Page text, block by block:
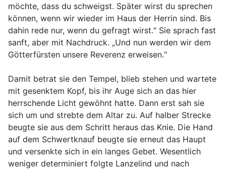
möchte, dass du schweigst. Später wirst du sprechen
können, wenn wir wieder im Haus der Herrin sind. Bis
dahin rede nur, wenn du gefragt wirst.“ Sie sprach fast
sanft, aber mit Nachdruck. „Und nun werden wir dem
Götterfürsten unsere Reverenz erweisen.“
Damit betrat sie den Tempel, blieb stehen und wartete
mit gesenktem Kopf, bis ihr Auge sich an das hier
herrschende Licht gewöhnt hatte. Dann erst sah sie
sich um und strebte dem Altar zu. Auf halber Strecke
beugte sie aus dem Schritt heraus das Knie. Die Hand
auf dem Schwertknauf beugte sie erneut das Haupt
und versenkte sich in ein langes Gebet. Wesentlich
weniger determiniert folgte Lanzelind und nach